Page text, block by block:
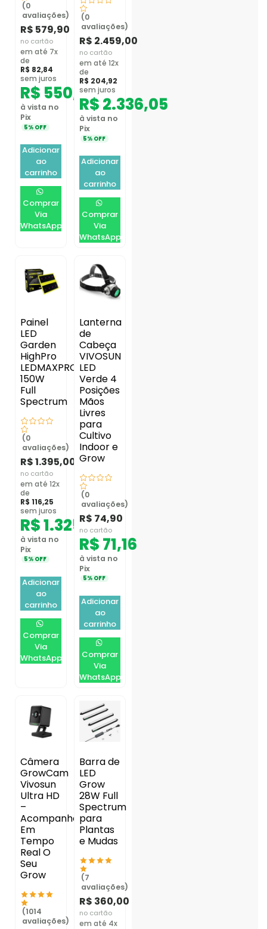
(0
avaliações)
R$ 579,90
no cartão
em até 7x
de
R$ 82,84
sem juros
R$ 550,91
à vista no
Pix
5% OFF
Adicionar
ao
carrinho
Comprar
Via
WhatsApp
(0
avaliações)
R$ 2.459,00
no cartão
em até 12x
de
R$ 204,92
sem juros
R$2.336,05
à vista no
Pix
5% OFF
Adicionar
ao
carrinho
Comprar
Via
WhatsApp
Painel
LED
Garden
HighPro
LEDMAXPRO
150W
Full
Spectrum
(0
avaliações)
R$1.395,00
no cartão
em até 12x
de
R$ 116,25
sem juros
R$1.325,25
à vista no
Pix
5% OFF
Adicionar
ao
carrinho
Comprar
Via
WhatsApp
Lanterna
de
Cabeça
VIVOSUN
LED
Verde 4
Posições
Mãos
Livres
para
Cultivo
Indoor e
Grow
(0
avaliações)
R$ 74,90
no cartão
R$71,16
à vista no
Pix
5% OFF
Adicionar
ao
carrinho
Comprar
Via
WhatsApp
Câmera
GrowCam
Vivosun
Ultra HD
–
Acompanhe
Em
Tempo
Real O
Seu
Grow
(1014
avaliações)
Barra de
LED
Grow
28W Full
Spectrum
para
Plantas
e Mudas
(7
avaliações)
R$ 360,00
no cartão
em até 4x